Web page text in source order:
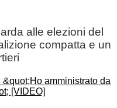
alle elezioni del
compatta e un